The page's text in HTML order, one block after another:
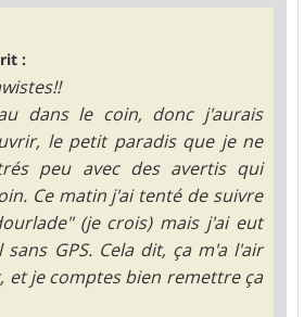
:
dans le coin, donc j'aurais
le petit paradis que je ne
peu avec des avertis qui
Ce matin j'ai tenté de suivre
(je crois) mais j'ai eut
GPS. Cela dit, ça m'a l'air
et je comptes bien remettre ça